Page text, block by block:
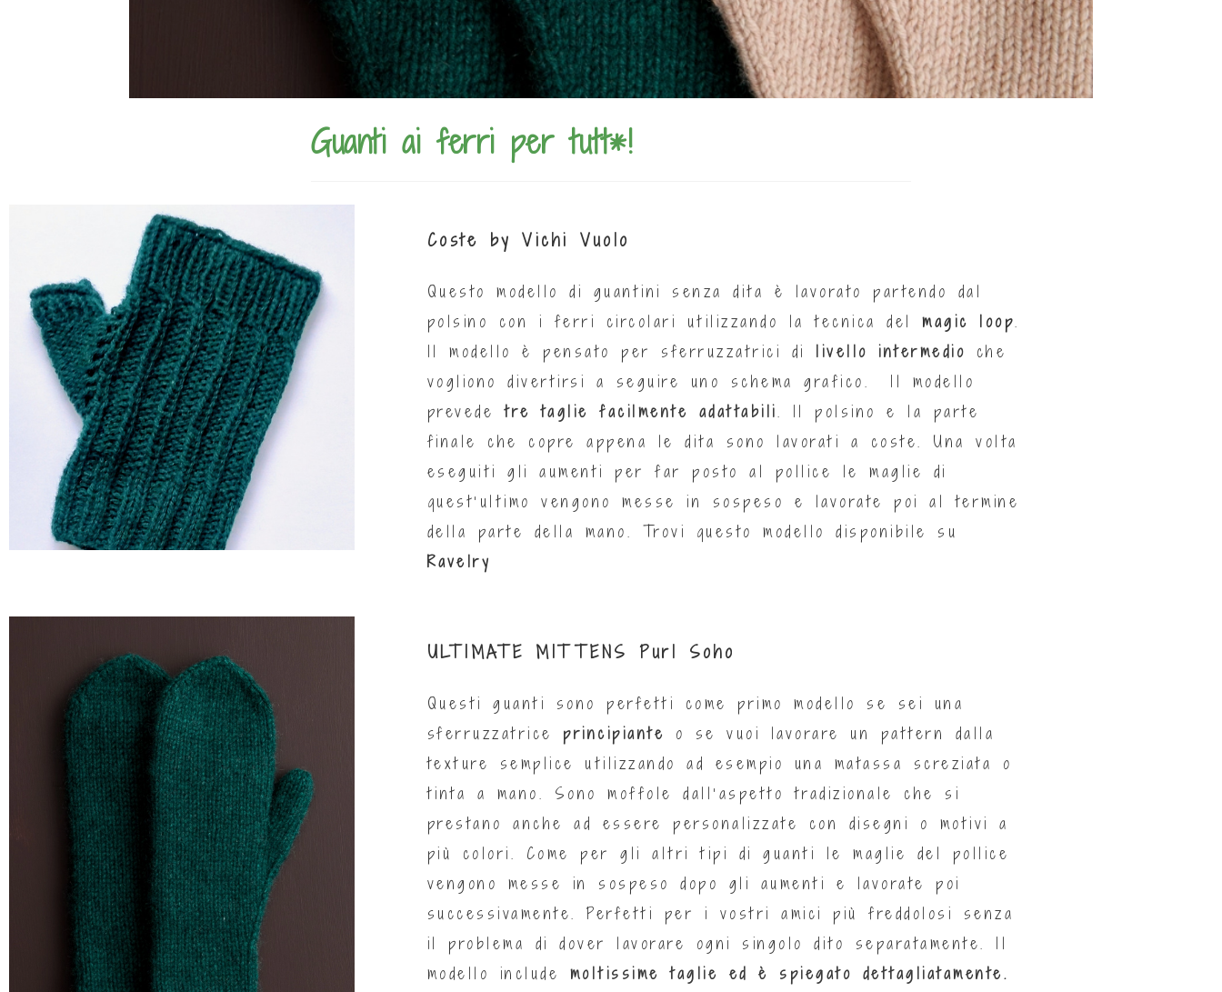
Guanti ai ferri per tutt*!
Coste by Vichi Vuolo
Questo modello di guantini senza dita è lavorato partendo dal
polsino con i ferri circolari utilizzando la tecnica delmagic loop.
Il modello è pensato per sferruzzatrici di livello intermedio
che
vogliono divertirsi a seguire uno schema grafico. Il modello
prevedetre taglie facilmente adattabili. Il polsino e la parte
finale che copre appena le dita sono lavorati a coste. Una volta
eseguiti gli aumenti per far posto al pollice le maglie di
quest’ultimo vengono messe in sospeso e lavorate poi al termine
della parte della mano. Trovi questo modello disponibile su
Ravelry
ULTIMATE MITTENS Purl Soho
Questi guanti sono perfetti come primo modello se sei una
sferruzzatrice principiante
o se vuoi lavorare un pattern dalla
texture semplice utilizzando ad esempio una matassa screziata o
tinta a mano. Sono moffole dall’aspetto tradizionale che si
prestano anche ad essere personalizzate con disegni o motivi a
più colori. Come per gli altri tipi di guanti le maglie del pollice
vengono messe in sospeso dopo gli aumenti e lavorate poi
successivamente. Perfetti per i vostri amici più freddolosi senza
il problema di dover lavorare ogni singolo dito separatamente. Il
modello include moltissime taglie ed è spiegato dettagliatamente.